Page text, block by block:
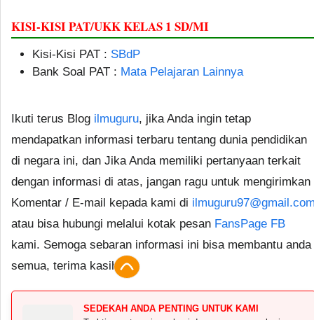
KISI-KISI PAT/UKK KELAS 1 SD/MI
Kisi-Kisi PAT : SBdP
Bank Soal PAT : Mata Pelajaran Lainnya
Ikuti terus Blog ilmuguru, jika Anda ingin tetap
mendapatkan informasi terbaru tentang dunia pendidikan
di negara ini, dan Jika Anda memiliki pertanyaan terkait
dengan informasi di atas, jangan ragu untuk mengirimkan
Komentar / E-mail kepada kami di
atau bisa hubungi melalui kotak pesan FansPage FB
kami. Semoga sebaran informasi ini bisa membantu anda
semua, terima kasih.
SEDEKAH ANDA PENTING UNTUK KAMI